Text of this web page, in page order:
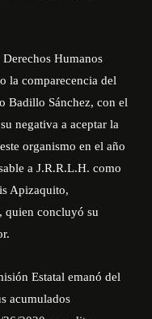
Humanos
la comparecencia del
Badillo Sánchez, con el
negativa a aceptar la
organismo en el año
a J.R.R.L.H. como
Apizaquito,
quien concluyó su
Estatal emanó del
acumulados